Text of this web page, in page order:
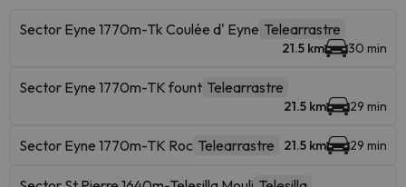
Sector Eyne 1770m-Tk Coulée d' Eyne Telearrastre
21.5 km 30 min
Sector Eyne 1770m-TK fount Telearrastre
21.5 km 29 min
Sector Eyne 1770m-TK Roc Telearrastre 21.5 km 29 min